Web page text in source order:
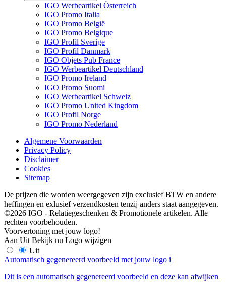
IGO Werbeartikel Österreich
IGO Promo Italia
IGO Promo België
IGO Promo Belgique
IGO Profil Sverige
IGO Profil Danmark
IGO Objets Pub France
IGO Werbeartikel Deutschland
IGO Promo Ireland
IGO Promo Suomi
IGO Werbeartikel Schweiz
IGO Promo United Kingdom
IGO Profil Norge
IGO Promo Nederland
Algemene Voorwaarden
Privacy Policy
Disclaimer
Cookies
Sitemap
De prijzen die worden weergegeven zijn exclusief BTW en andere
heffingen en exlusief verzendkosten tenzij anders staat aangegeven.
©2026 IGO - Relatiegeschenken & Promotionele artikelen. Alle
rechten voorbehouden.
Voorvertoning met jouw logo!
Aan Uit Bekijk nu Logo wijzigen
Uit
Automatisch gegenereerd voorbeeld met jouw logo i
Dit is een automatisch gegenereerd voorbeeld en deze kan afwijken